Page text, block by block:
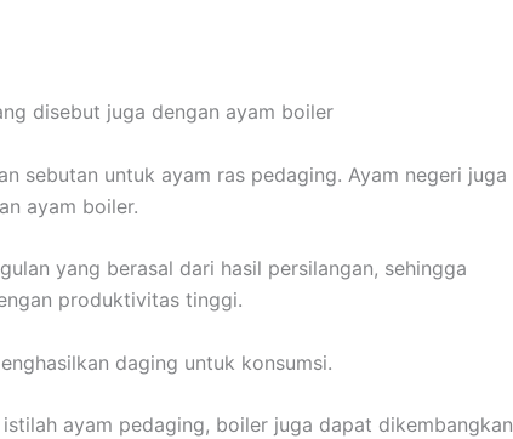
sebutan untuk ayam ras pedaging. Ayam negeri juga
ayam boiler.
yang berasal dari hasil persilangan, sehingga
produktivitas tinggi.
daging untuk konsumsi.
ayam pedaging, boiler juga dapat dikembangkan